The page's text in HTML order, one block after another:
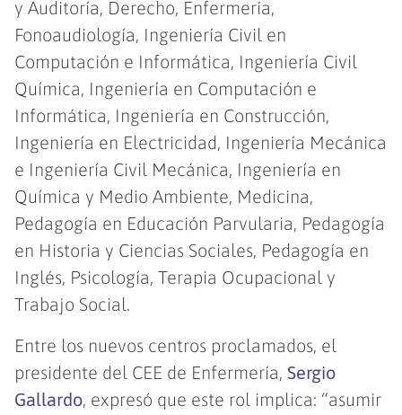
y Auditoría, Derecho, Enfermería,
Fonoaudiología, Ingeniería Civil en
Computación e Informática, Ingeniería Civil
Química, Ingeniería en Computación e
Informática, Ingeniería en Construcción,
Ingeniería en Electricidad, Ingeniería Mecánica
e Ingeniería Civil Mecánica, Ingeniería en
Química y Medio Ambiente, Medicina,
Pedagogía en Educación Parvularia, Pedagogía
en Historia y Ciencias Sociales, Pedagogía en
Inglés, Psicología, Terapia Ocupacional y
Trabajo Social.
Entre los nuevos centros proclamados, el
presidente del CEE de Enfermería,Sergio
Gallardo, expresó que este rol implica: “asumir